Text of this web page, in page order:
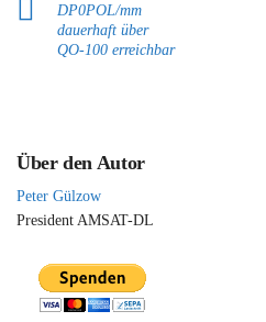
DP0POL/mm
dauerhaft über
QO-100 erreichbar
Über den Autor
Peter Gülzow
President AMSAT-DL